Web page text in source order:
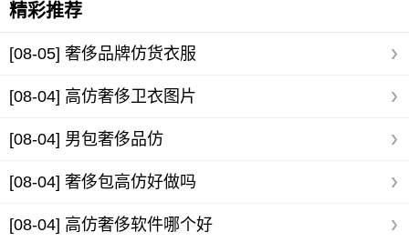
精彩推荐
[08-05] 奢侈品牌仿货衣服
[08-04] 高仿奢侈卫衣图片
[08-04] 男包奢侈品仿
[08-04] 奢侈包高仿好做吗
[08-04] 高仿奢侈软件哪个好